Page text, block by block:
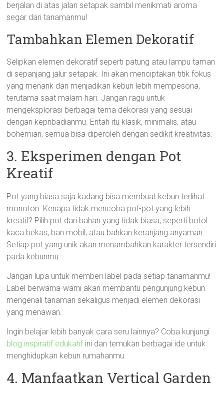
berjalan di atas jalan setapak sambil menikmati aroma
segar dari tanamanmu!
Tambahkan Elemen Dekoratif
Selipkan elemen dekoratif seperti patung atau lampu taman
di sepanjang jalur setapak. Ini akan menciptakan titik fokus
yang menarik dan menjadikan kebun lebih mempesona,
terutama saat malam hari. Jangan ragu untuk
mengeksplorasi berbagai tema dekorasi yang sesuai
dengan kepribadianmu. Entah itu klasik, minimalis, atau
bohemian, semua bisa diperoleh dengan sedikit kreativitas.
3. Eksperimen dengan Pot
Kreatif
Pot yang biasa saja kadang bisa membuat kebun terlihat
monoton. Kenapa tidak mencoba pot-pot yang lebih
kreatif? Pilih pot dari bahan yang tidak biasa, seperti botol
kaca bekas, ban mobil, atau bahkan keranjang anyaman.
Setiap pot yang unik akan menambahkan karakter tersendiri
pada kebunmu.
Jangan lupa untuk memberi label pada setiap tanamanmu!
Label berwarna-warni akan membantu pengunjung kebun
mengenali tanaman sekaligus menjadi elemen dekorasi
yang menawan.
Ingin belajar lebih banyak cara seru lainnya? Coba kunjungi
blog inspiratif edukatifini dan temukan berbagai ide untuk
menghidupkan kebun rumahanmu.
4. Manfaatkan Vertical Garden